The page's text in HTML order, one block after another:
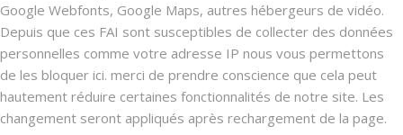
Google Webfonts, Google Maps, autres hébergeurs de vidéo.
Depuis que ces FAI sont susceptibles de collecter des données
personnelles comme votre adresse IP nous vous permettons
de les bloquer ici. merci de prendre conscience que cela peut
hautement réduire certaines fonctionnalités de notre site. Les
changement seront appliqués après rechargement de la page.